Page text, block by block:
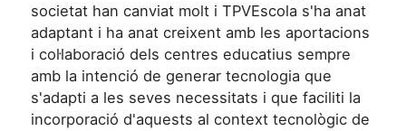
societat han canviat molt i TPVEscola s'ha anat
adaptant i ha anat creixent amb les aportacions
i col·laboració dels centres educatius sempre
amb la intenció de generar tecnologia que
s'adapti a les seves necessitats i que faciliti la
incorporació d'aquests al context tecnològic de